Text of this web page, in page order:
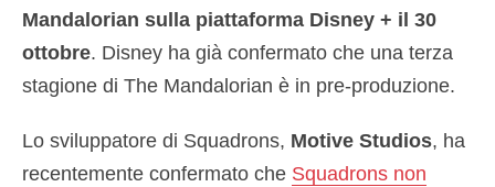
Mandalorian sulla piattaforma Disney + il 30
ottobre. Disney ha già confermato che una terza
stagione di The Mandalorian è in pre-produzione.
Lo sviluppatore di Squadrons, Motive Studios, ha
recentemente confermato che Squadrons non